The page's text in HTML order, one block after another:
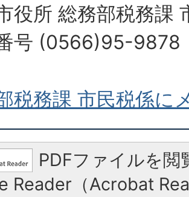
役所 総務部税務課
号 (0566)95-9878
税務課 市民税係に
PDFファイルを閲
Reader（Acrobat